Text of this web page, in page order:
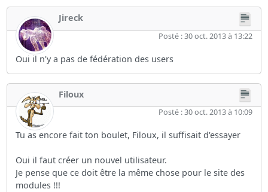
Jireck
Posté : 30 oct. 2013 à 13:22
Oui il n'y a pas de fédération des users
Filoux
Posté : 30 oct. 2013 à 10:09
Tu as encore fait ton boulet, Filoux, il suffisait d'essayer
Oui il faut créer un nouvel utilisateur.
Je pense que ce doit être la même chose pour le site des
modules !!!